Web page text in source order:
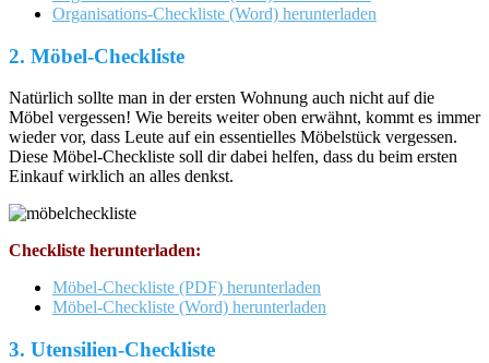
Organisations-Checkliste (Word) herunterladen
2. Möbel-Checkliste
Natürlich sollte man in der ersten Wohnung auch nicht auf die
Möbel vergessen! Wie bereits weiter oben erwähnt, kommt es immer
wieder vor, dass Leute auf ein essentielles Möbelstück vergessen.
Diese Möbel-Checkliste soll dir dabei helfen, dass du beim ersten
Einkauf wirklich an alles denkst.
Checkliste herunterladen:
Möbel-Checkliste (PDF) herunterladen
Möbel-Checkliste (Word) herunterladen
3. Utensilien-Checkliste